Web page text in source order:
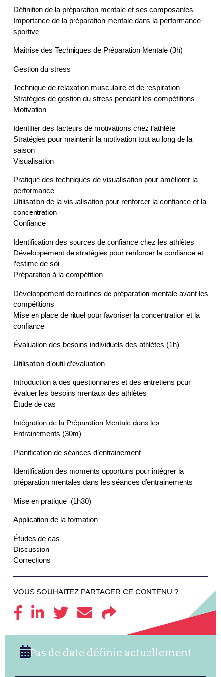
Définition de la préparation mentale et ses composantes
Importance de la préparation mentale dans la performance
sportive
Maitrise des Techniques de Préparation Mentale (3h)
Gestion du stress
Technique de relaxation musculaire et de respiration
Stratégies de gestion du stress pendant les compétitions
Motivation
Identifier des facteurs de motivations chez l’athlète
Stratégies pour maintenir la motivation tout au long de la
saison
Visualisation
Pratique des techniques de visualisation pour améliorer la
performance
Utilisation de la visualisation pour renforcer la confiance et la
concentration
Confiance
Identification des sources de confiance chez les athlètes
Développement de stratégies pour renforcer la confiance et
l’estime de soi
Préparation à la compétition
Développement de routines de préparation mentale avant les
compétitions
Mise en place de rituel pour favoriser la concentration et la
confiance
Évaluation des besoins individuels des athlètes (1h)
Utilisation d’outil d’évaluation
Introduction à des questionnaires et des entretiens pour
évaluer les besoins mentaux des athlètes
Étude de cas
Intégration de la Préparation Mentale dans les
Entrainements (30m)
Planification de séances d’entrainement
Identification des moments opportuns pour intégrer la
préparation mentales dans les séances d’entrainements
Mise en pratique (1h30)
Application de la formation
Études de cas
Discussion
Corrections
VOUS SOUHAITEZ PARTAGER CE CONTENU ?
Pas de date définie actuellement